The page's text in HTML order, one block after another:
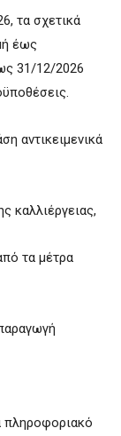
τα σχετικά
έως
31/12/2026
αντικειμενικά
καλλιέργειας,
τα μέτρα
πληροφοριακό